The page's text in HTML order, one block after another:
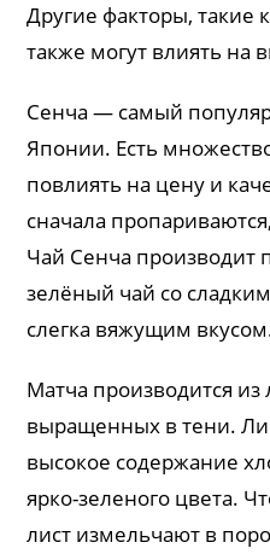
Другие факторы, такие
также могут влиять на
Сенча — самый
Японии. Есть
повлиять на цену и
сначала
Чай Сенча производит
зелёный чай со
слегка вяжущим
Матча производится из
выращенных в тени.
высокое содержание
ярко-зеленого цвета.
лист измельчают в